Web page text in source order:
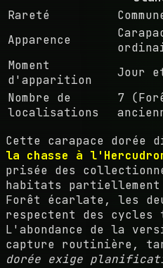
Rareté
Apparence
Moment
d'apparition
Jour
Nombre de
localisations
7
Cette carapace dorée
la chasse à
prisée des
habitats partiellement
Forêt écarlate, les
respectent des cycles
L'abondance de la
capture routinière,
dorée exige